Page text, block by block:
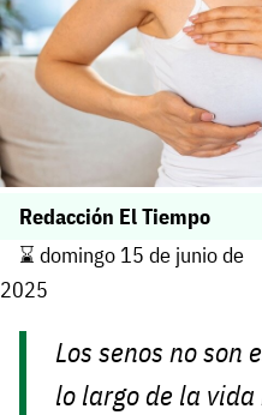
Redacción El Tiempo
⌛️ domingo 15 de junio de
2025
Los senos no son
lo largo de la